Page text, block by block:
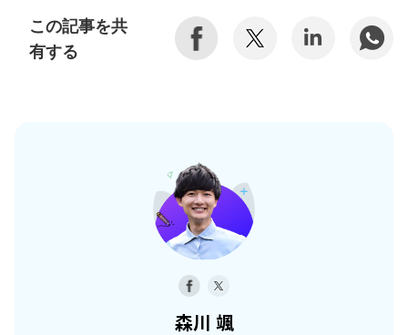
この記事を共
有する
森川 颯